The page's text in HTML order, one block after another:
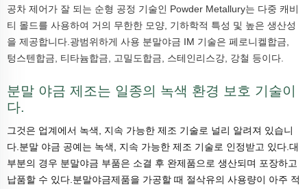
공차 제어가 잘 되는 순형 공정 기술인 Powder Metallury는 다중 캐비
티 몰드를 사용하여 거의 무한한 모양, 기하학적 특성 및 높은 생산성
을 제공합니다.광범위하게 사용 분말야금 IM 기술은 페로니켈합금,
텅스텐합금, 티타늄합금, 고밀도합금, 스테인리스강, 강철 등이다.
분말 야금 제조는 일종의 녹색 환경 보호 기술이
다.
그것은 업계에서 녹색, 지속 가능한 제조 기술로 널리 알려져 있습니
다.분말 야금 공예는 녹색, 지속 가능한 제조 기술로 인정받고 있다.대
부분의 경우 분말야금 부품은 소결 후 완제품으로 생산되며 포장하고
납품할 수 있다.분말야금제품을 가공할 때 절삭유의 사용량이 아주 적